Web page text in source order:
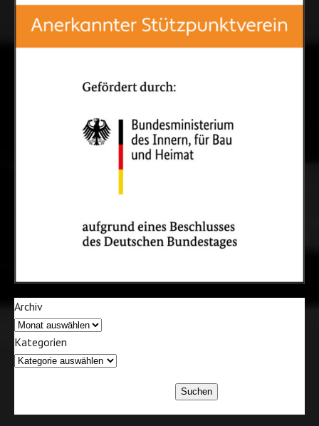
Archiv
Kategorien
Suchen